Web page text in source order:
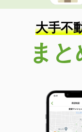
大手不
まと